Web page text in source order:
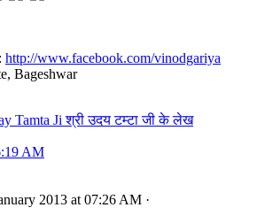
http://www.facebook.com/vinodgariya
Bageshwar
Tamta Ji श्री उदय टम्टा जी के लेख
AM
2013 at 07:26 AM ·